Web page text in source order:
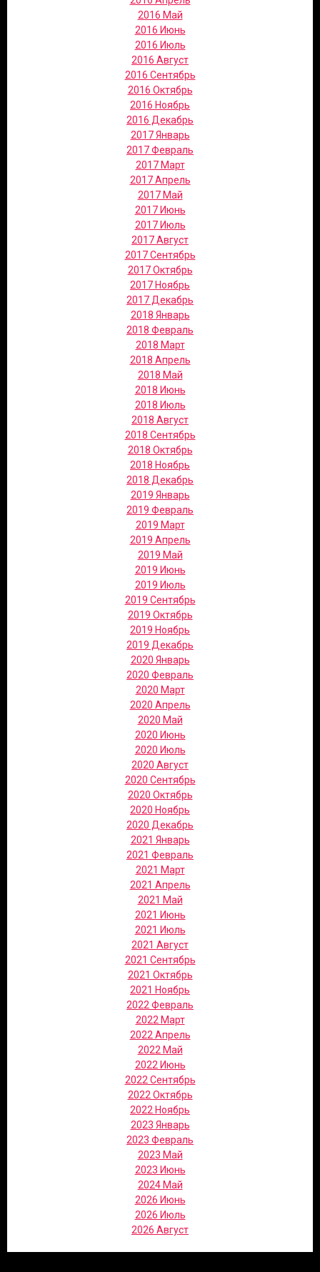
2016 Май
2016 Июнь
2016 Июль
2016 Август
2016 Сентябрь
2016 Октябрь
2016 Ноябрь
2016 Декабрь
2017 Январь
2017 Февраль
2017 Март
2017 Апрель
2017 Май
2017 Июнь
2017 Июль
2017 Август
2017 Сентябрь
2017 Октябрь
2017 Ноябрь
2017 Декабрь
2018 Январь
2018 Февраль
2018 Март
2018 Апрель
2018 Май
2018 Июнь
2018 Июль
2018 Август
2018 Сентябрь
2018 Октябрь
2018 Ноябрь
2018 Декабрь
2019 Январь
2019 Февраль
2019 Март
2019 Апрель
2019 Май
2019 Июнь
2019 Июль
2019 Сентябрь
2019 Октябрь
2019 Ноябрь
2019 Декабрь
2020 Январь
2020 Февраль
2020 Март
2020 Апрель
2020 Май
2020 Июнь
2020 Июль
2020 Август
2020 Сентябрь
2020 Октябрь
2020 Ноябрь
2020 Декабрь
2021 Январь
2021 Февраль
2021 Март
2021 Апрель
2021 Май
2021 Июнь
2021 Июль
2021 Август
2021 Сентябрь
2021 Октябрь
2021 Ноябрь
2022 Февраль
2022 Март
2022 Апрель
2022 Май
2022 Июнь
2022 Сентябрь
2022 Октябрь
2022 Ноябрь
2023 Январь
2023 Февраль
2023 Май
2023 Июнь
2024 Май
2026 Июнь
2026 Июль
2026 Август